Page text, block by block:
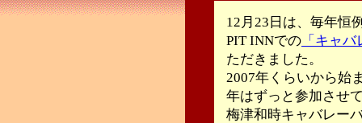
12月23日は、毎年恒
PIT INNでの 「キャ
ただきました。
2007年くらいから始
年はずっと参加させ
梅津和時キャバレー